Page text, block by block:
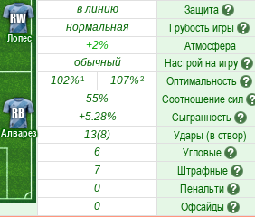
Алварез
Лопес
RB
RW
в линию Защита
нормальная Грубость игры
+2% Атмосфера
обычный Настрой на игру
102%1 107%2 Оптимальность
55% Соотношение сил
+5.28% Сыгранность
13(8) Удары (в створ)
6 Угловые
7 Штрафные
0 Пенальти
0 Офсайды